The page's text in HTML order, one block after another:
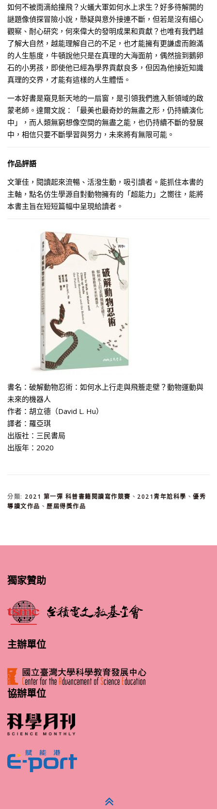
如何不被雨滴給撞飛？火蟻大軍如何水上求生？好多待解開的
謎題像偵探冒險小說，懸疑與意外接連不斷，但若是沒有細心
觀察、耐心研究，何來偉大的發明成果和貢獻？也唯有我們越
了解大自然，越能理解自己的不足，也才能擁有更謙虛而飽滿
的人生態度，牛頓說他只是在真理的大海面前，偶然撿到鵝卵
石的小男孩，即使他已經為學界貢獻良多，但因為他接近知識
真理的交界，才能有這樣的人生體悟。
一本好書是窺見新天地的一扇窗，是引領我們進入新領域的啟
蒙老師。達爾文說：「最美也最奇妙的無盡之形，仍持續演化
中」，而人類無窮想像空間的無盡之能，也仍持續不斷的發展
中，相信只要不斷學習與努力，未來將有無限可能。
作品評語
文筆佳，閱讀起來流暢、活潑生動，吸引讀者。能抓住本書的
主軸，點名仿生學源自對動物擁有的「超能力」之嚮往，能將
本書主旨在短短篇幅中呈現給讀者。
書名：破解動物忍術：如何水上行走與飛簷走壁？動物運動與
未來的機器人
作者：胡立德（David L. Hu）
譯者：羅亞琪
出版社：三民書局
出版年：2020
分類: 2021 第一彈 科普書籍閱讀寫作競賽 、 2021青年尬科學 、 優秀
導讀文作品 、 歷屆得獎作品
獨家贊助
主辦單位
協辦單位